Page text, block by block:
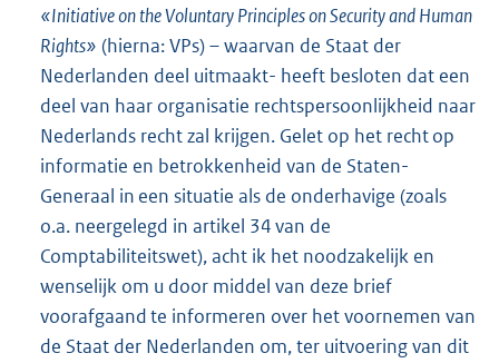
«Initiative on the Voluntary Principles on Security and Human
Rights» (hierna: VPs) – waarvan de Staat der
Nederlanden deel uitmaakt- heeft besloten dat een
deel van haar organisatie rechtspersoonlijkheid naar
Nederlands recht zal krijgen. Gelet op het recht op
informatie en betrokkenheid van de Staten-
Generaal in een situatie als de onderhavige (zoals
o.a. neergelegd in artikel 34 van de
Comptabiliteitswet), acht ik het noodzakelijk en
wenselijk om u door middel van deze brief
voorafgaand te informeren over het voornemen van
de Staat der Nederlanden om, ter uitvoering van dit